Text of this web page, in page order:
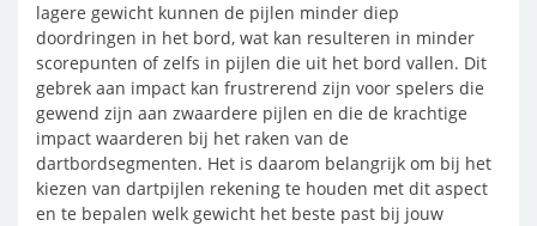
lagere gewicht kunnen de pijlen minder diep
doordringen in het bord, wat kan resulteren in minder
scorepunten of zelfs in pijlen die uit het bord vallen. Dit
gebrek aan impact kan frustrerend zijn voor spelers die
gewend zijn aan zwaardere pijlen en die de krachtige
impact waarderen bij het raken van de
dartbordsegmenten. Het is daarom belangrijk om bij het
kiezen van dartpijlen rekening te houden met dit aspect
en te bepalen welk gewicht het beste past bij jouw